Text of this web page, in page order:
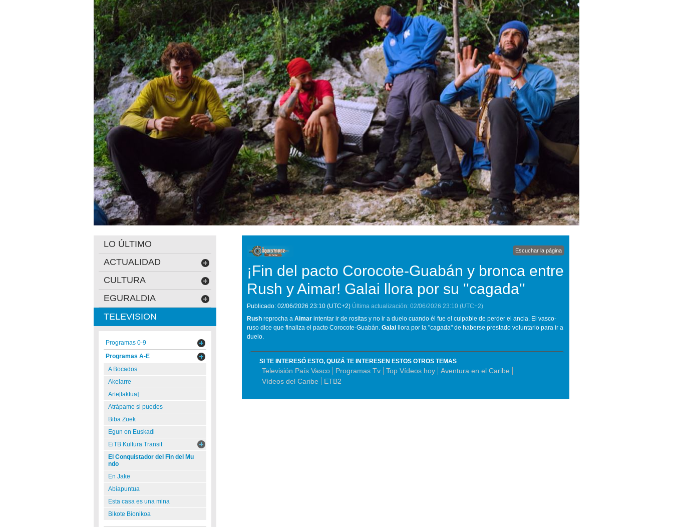
Escuchar la página
¡Fin del pacto Corocote-Guabán y bronca entre
Rush y Aimar! Galai llora por su ''cagada''
Publicado: 02/06/2026 23:10 (UTC+2) Última actualización: 02/06/2026 23:10 (UTC+2)
Rush reprocha a Aimar intentar ir de rositas y no ir a duelo cuando él fue el culpable de perder el ancla. El vasco-
ruso dice que finaliza el pacto Corocote-Guabán. Galai llora por la "cagada" de haberse prestado voluntario para ir a
duelo.
SI TE INTERESÓ ESTO, QUIZÁ TE INTERESEN ESTOS OTROS TEMAS
Televisión País Vasco Programas Tv Top Vídeos hoy
Aventura en el Caribe
Vídeos del Caribe
ETB2
LO ÚLTIMO
ACTUALIDAD
CULTURA
EGURALDIA
TELEVISION
Programas 0-9
Programas A-E
A Bocados
Akelarre
Arte[faktua]
Atrápame si puedes
Biba Zuek
Egun on Euskadi
EiTB Kultura Transit
El Conquistador del Fin del Mu
ndo
En Jake
Abiapuntua
Esta casa es una mina
Bikote Bionikoa